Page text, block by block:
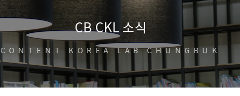
CB CKL 소식
CONTENT KOREA LAB CHUNGBUK